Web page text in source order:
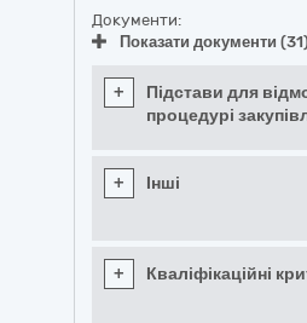
Документи:
Показати документи (31)
+
Підстави для
процедурі
+ Інші
+ Кваліфікаційні